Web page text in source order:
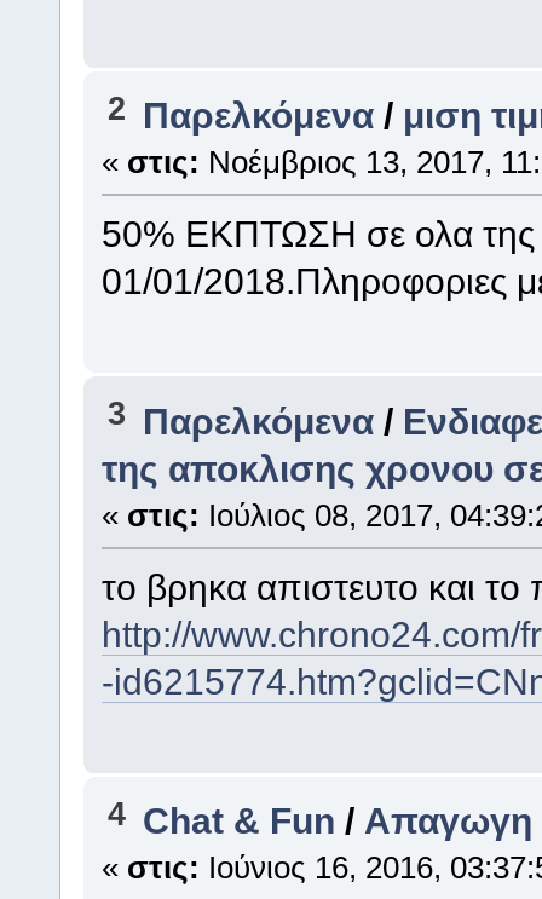
2 Παρελκόμενα / μιση
« στις: Νοέμβριος 13, 2017,
50% EΚΠΤΩΣΗ σε ολα της
01/01/2018.Πληροφοριες
3 Παρελκόμενα /
της αποκλισης χρονου
« στις: Ιούλιος 08, 2017,
το βρηκα απιστευτο και
http://www.chrono24.com/
-
4 Chat & Fun / Απαγωγη
« στις: Ιούνιος 16, 2016,